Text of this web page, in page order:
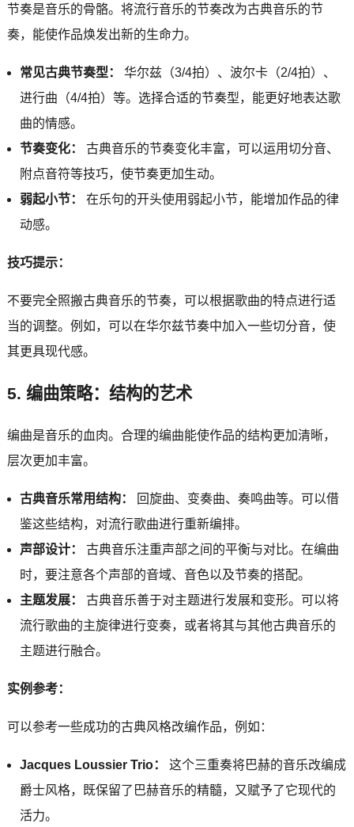
节奏是音乐的骨骼。将流行音乐的节奏改为古典音乐的节
奏，能使作品焕发出新的生命力。
常见古典节奏型：
华尔兹（3/4拍）、波尔卡（2/4拍）、
进行曲（4/4拍）等。选择合适的节奏型，能更好地表达歌
曲的情感。
节奏变化：
古典音乐的节奏变化丰富，可以运用切分音、
附点音符等技巧，使节奏更加生动。
弱起小节：
在乐句的开头使用弱起小节，能增加作品的律
动感。
技巧提示：
不要完全照搬古典音乐的节奏，可以根据歌曲的特点进行适
当的调整。例如，可以在华尔兹节奏中加入一些切分音，使
其更具现代感。
5. 编曲策略：结构的艺术
编曲是音乐的血肉。合理的编曲能使作品的结构更加清晰，
层次更加丰富。
古典音乐常用结构：
回旋曲、变奏曲、奏鸣曲等。可以借
鉴这些结构，对流行歌曲进行重新编排。
声部设计：
古典音乐注重声部之间的平衡与对比。在编曲
时，要注意各个声部的音域、音色以及节奏的搭配。
主题发展：
古典音乐善于对主题进行发展和变形。可以将
流行歌曲的主旋律进行变奏，或者将其与其他古典音乐的
主题进行融合。
实例参考：
可以参考一些成功的古典风格改编作品，例如：
Jacques Loussier Trio：
这个三重奏将巴赫的音乐改编成
爵士风格，既保留了巴赫音乐的精髓，又赋予了它现代的
活力。